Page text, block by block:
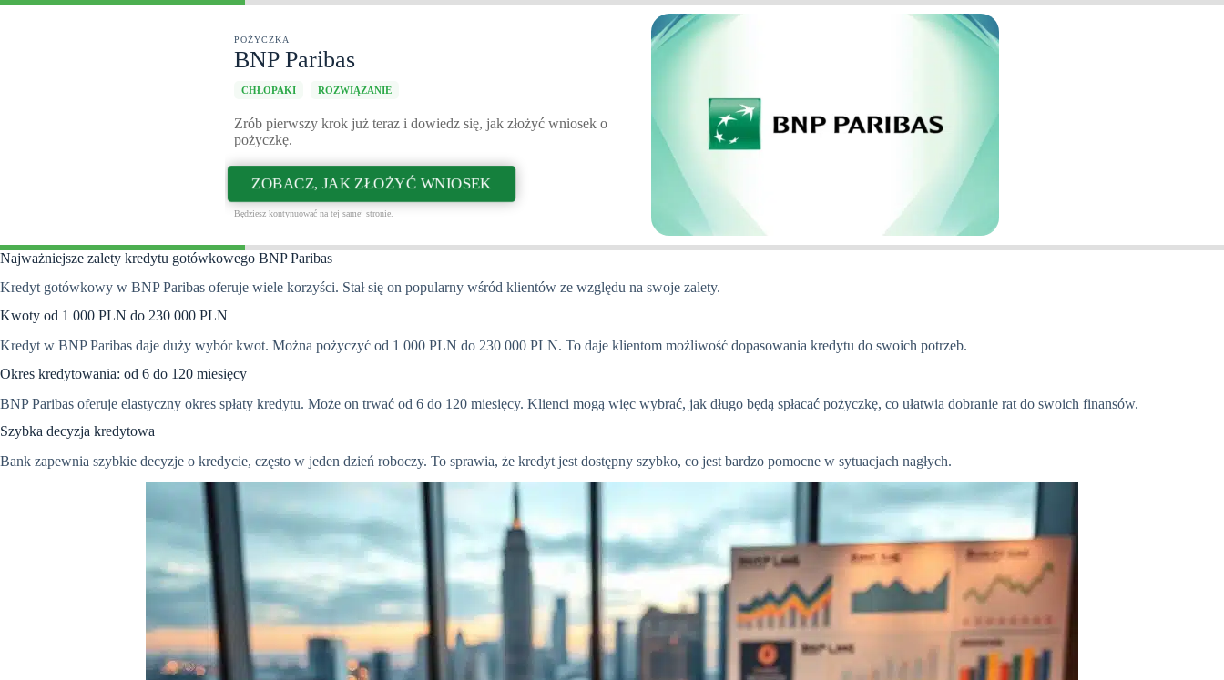
POŻYCZKA
BNP Paribas
CHŁOPAKI ROZWIĄZANIE
Zrób pierwszy krok już teraz i dowiedz się, jak złożyć wniosek o
pożyczkę.
ZOBACZ, JAK ZŁOŻYĆ WNIOSEK
Będziesz kontynuować na tej samej stronie.
Najważniejsze zalety kredytu gotówkowego BNP Paribas
Kredyt gotówkowy w BNP Paribas oferuje wiele korzyści. Stał się on popularny wśród klientów ze względu na swoje zalety.
Kwoty od 1 000 PLN do 230 000 PLN
Kredyt w BNP Paribas daje duży wybór kwot. Można pożyczyć od 1 000 PLN do 230 000 PLN. To daje klientom możliwość dopasowania kredytu do swoich potrzeb.
Okres kredytowania: od 6 do 120 miesięcy
BNP Paribas oferuje elastyczny okres spłaty kredytu. Może on trwać od 6 do 120 miesięcy. Klienci mogą więc wybrać, jak długo będą spłacać pożyczkę, co ułatwia dobranie rat do swoich finansów.
Szybka decyzja kredytowa
Bank zapewnia szybkie decyzje o kredycie, często w jeden dzień roboczy. To sprawia, że kredyt jest dostępny szybko, co jest bardzo pomocne w sytuacjach nagłych.